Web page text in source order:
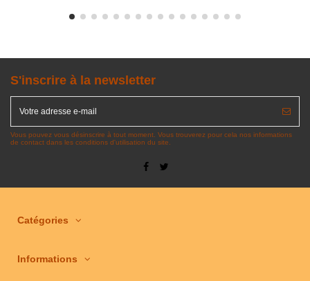
S'inscrire à la newsletter
Vous pouvez vous désinscrire à tout moment. Vous trouverez pour cela nos informations
de contact dans les conditions d'utilisation du site.
Catégories
Informations